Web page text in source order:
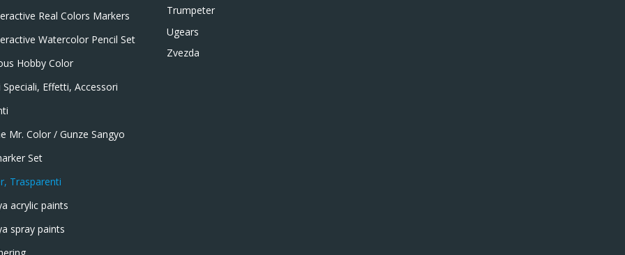
Real Colors Markers
Watercolor Pencil Set
Hobby Color
Speciali, Effetti, Accessori
Mr. Color / Gunze Sangyo
Set
Trasparenti
acrylic paints
spray paints
Trumpeter
Ugears
Zvezda